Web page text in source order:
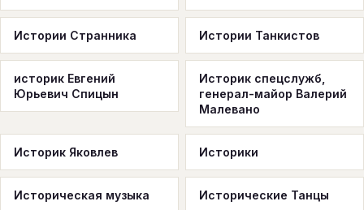
Истории Странника Истории Танкистов
историк Евгений
Юрьевич Спицын
Историк спецслужб,
генерал-майор Валерий
Малевано
Историк Яковлев Историки
Историческая музыка Исторические Танцы